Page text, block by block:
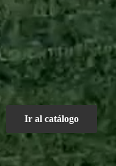
Ir al catálogo